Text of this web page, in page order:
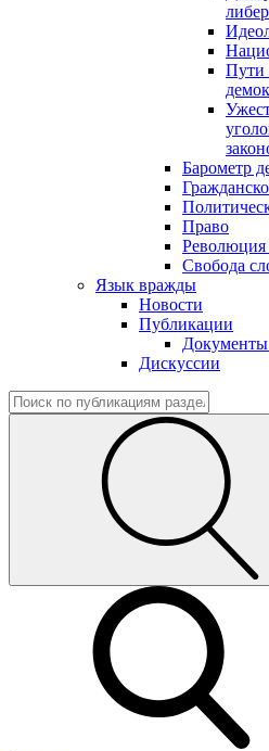
Пути
Барометр
Право
Революция
Свобода
Язык вражды
Новости
Публикации
Документы
Дискуссии